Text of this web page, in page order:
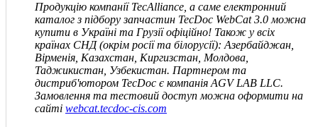
Продукцію компанії TecAlliance, а саме електронний
каталог з підбору запчастин TecDoc WebCat 3.0 можна
купити в Україні та Грузії офіційно! Також у всіх
країнах СНД(окрім росії та білорусії): Азербайджан,
Вірменія, Казахстан, Киргизстан, Молдова,
Таджикистан, Узбекистан. Партнером та
дистриб'ютором TecDoc є компаніяAGV LAB LLC.
Замовлення та тестовий доступ можна оформити на
сайті webcat.tecdoc-cis.com